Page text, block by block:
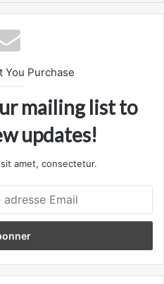
You Purchase
mailing list to
updates!
amet, consectetur.